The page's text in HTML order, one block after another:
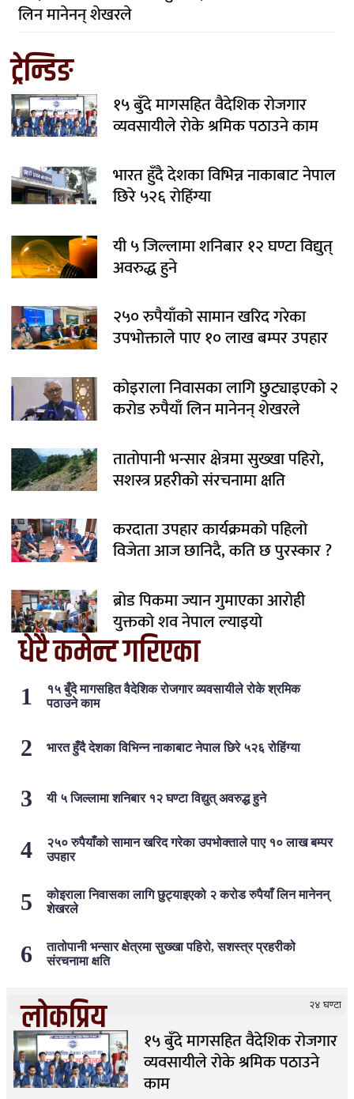
लिन मानेनन् शेखरले
ट्रेन्डिङ
१५ बुँदे मागसहित वैदेशिक रोजगार
व्यवसायीले रोके श्रमिक पठाउने काम
भारत हुँदै देशका विभिन्न नाकाबाट नेपाल
छिरे ५२६ रोहिंग्या
यी ५ जिल्लामा शनिबार १२ घण्टा विद्युत्
अवरुद्ध हुने
२५० रुपैयाँको सामान खरिद गरेका
उपभोक्ताले पाए १० लाख बम्पर उपहार
कोइराला निवासका लागि छुट्याइएको २
करोड रुपैयाँ लिन मानेनन् शेखरले
तातोपानी भन्सार क्षेत्रमा सुख्खा पहिरो,
सशस्त्र प्रहरीको संरचनामा क्षति
करदाता उपहार कार्यक्रमको पहिलो
विजेता आज छानिदै, कति छ पुरस्कार ?
ब्रोड पिकमा ज्यान गुमाएका आरोही
युक्तको शव नेपाल ल्याइयो
धेरै कमेन्ट गरिएका
१५ बुँदे मागसहित वैदेशिक रोजगार व्यवसायीले रोके श्रमिक
पठाउने काम
भारत हुँदै देशका विभिन्न नाकाबाट नेपाल छिरे ५२६ रोहिंग्या
यी ५ जिल्लामा शनिबार १२ घण्टा विद्युत् अवरुद्ध हुने
२५० रुपैयाँको सामान खरिद गरेका उपभोक्ताले पाए १० लाख बम्पर
उपहार
कोइराला निवासका लागि छुट्याइएको २ करोड रुपैयाँ लिन मानेनन्
शेखरले
तातोपानी भन्सार क्षेत्रमा सुख्खा पहिरो, सशस्त्र प्रहरीको
संरचनामा क्षति
लोकप्रिय २४ घण्टा
१५ बुँदे मागसहित वैदेशिक रोजगार
व्यवसायीले रोके श्रमिक पठाउने
काम